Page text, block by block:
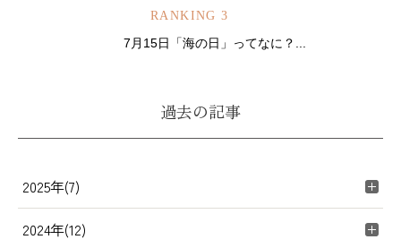
RANKING 3
7月15日「海の日」ってなに？...
過去の記事
2025年(7)
2024年(12)